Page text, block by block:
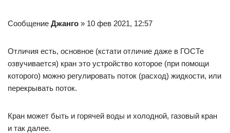
Сообщение Джанго » 10 фев 2021, 12:57
Отличия есть, основное (кстати отличие даже в ГОСТе
озвучивается) кран это устройство которое (при помощи
которого) можно регулировать поток (расход) жидкости, или
перекрывать поток.
Кран может быть и горячей воды и холодной, газовый кран
и так далее.